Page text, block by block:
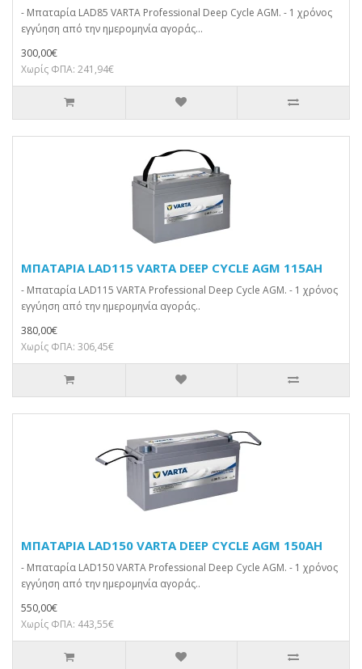
- Μπαταρία LAD85 VARTA Professional Deep Cycle AGM. - 1 χρόνος
εγγύηση από την ημερομηνία αγοράς...
300,00€
Χωρίς ΦΠΑ: 241,94€
ΜΠΑΤΑΡΙΑ LAD115 VARTA DEEP CYCLE AGM 115AH
- Μπαταρία LAD115 VARTA Professional Deep Cycle AGM. - 1 χρόνος
εγγύηση από την ημερομηνία αγοράς..
380,00€
Χωρίς ΦΠΑ: 306,45€
ΜΠΑΤΑΡΙΑ LAD150 VARTA DEEP CYCLE AGM 150AH
- Μπαταρία LAD150 VARTA Professional Deep Cycle AGM. - 1 χρόνος
εγγύηση από την ημερομηνία αγοράς..
550,00€
Χωρίς ΦΠΑ: 443,55€